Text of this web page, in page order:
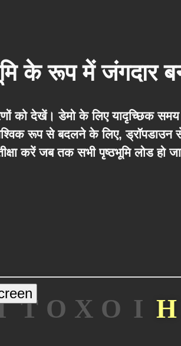
के रूप में जंगदार
को देखें। डेमो के लिएयादृच्छिकसमय
रूप से बदलने के लिए, ड्रॉपडाउन
करें जब तक सभी पृष्ठभूमि लोड हो